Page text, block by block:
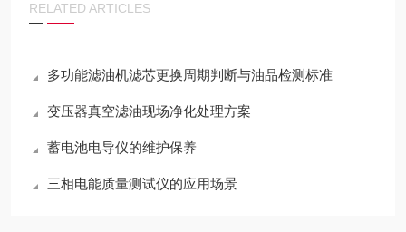
RELATED ARTICLES
多功能滤油机滤芯更换周期判断与油品检测标准
变压器真空滤油现场净化处理方案
蓄电池电导仪的维护保养
三相电能质量测试仪的应用场景